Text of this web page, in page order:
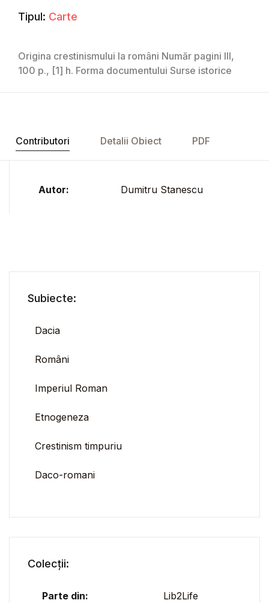
Tipul: Carte
Origina crestinismului la români Număr pagini III,
100 p., [1] h. Forma documentului Surse istorice
Contributori Detalii Obiect PDF
Autor: Dumitru Stanescu
Subiecte:
Dacia
Români
Imperiul Roman
Etnogeneza
Crestinism timpuriu
Daco-romani
Colecții:
Parte din: Lib2Life